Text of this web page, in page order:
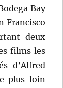
Bay
Francisco
deux
films les
d’Alfred
plus loin